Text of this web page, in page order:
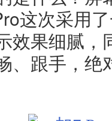
这次采用
效果细腻，
、跟手，绝